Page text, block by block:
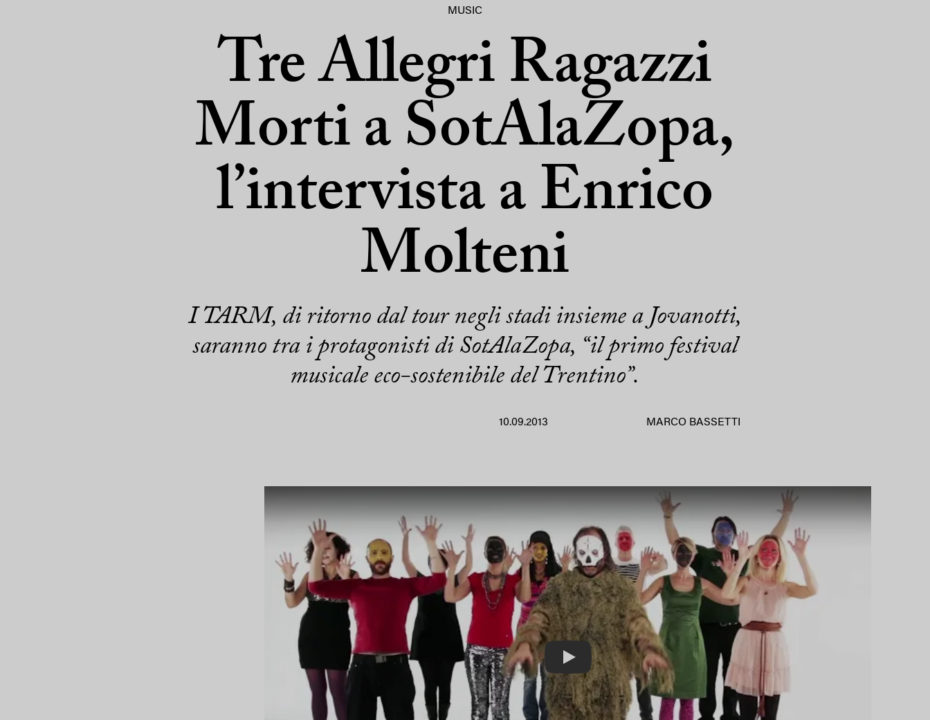
MUSIC
Tre Allegri Ragazzi
Morti a SotAlaZopa,
l’intervista a Enrico
Molteni
I TARM, di ritorno dal tour negli stadi insieme a Jovanotti,
saranno tra i protagonisti di SotAlaZopa, “il primo festival
musicale eco-sostenibile del Trentino”.
10.09.2013 MARCO BASSETTI
Play